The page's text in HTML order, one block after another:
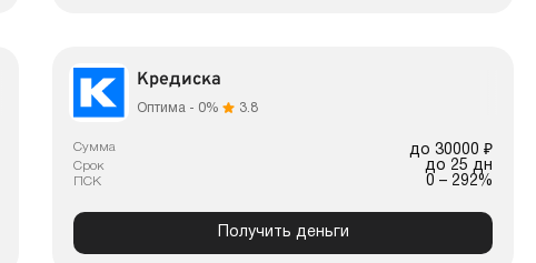
Кредиска
Оптима - 0% 3.8
Сумма до 30000 ₽
Срок до 25 дн
ПСК 0 – 292%
Получить деньги